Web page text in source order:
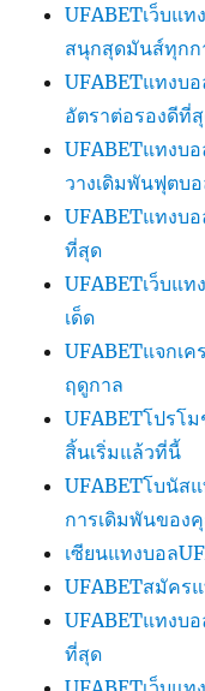
UFABETเว็บแ
สนุกสุดมันส์ทุกก
UFABETแทงบ
อัตราต่อรองดีที่
UFABETแทงบ
วางเดิมพันฟุตบ
UFABETแทงบ
ที่สุด
UFABETเว็บแ
เด็ด
UFABETแจกเ
ฤดูกาล
UFABETโปรโ
สิ้นเริ่มแล้วที่นี้
UFABETโบนัส
การเดิมพันของ
เซียนแทงบอล
UFABETสมัคร
UFABETแทงบ
ที่สุด